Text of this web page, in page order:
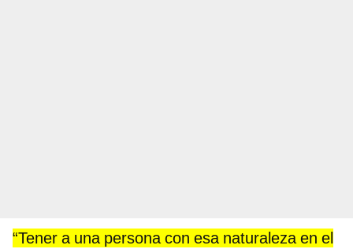
“Tener a una persona con esa naturaleza en el